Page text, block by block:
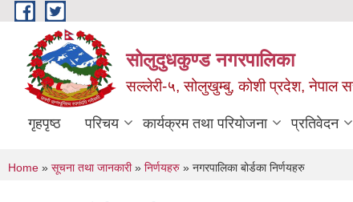
Skip to main content
सोलुदुधकुण्ड नगरपालिका
सल्लेरी-५, सोलुखुम्बु, कोशी प्रदेश, नेपाल
गृहपृष्ठ परिचय कार्यक्रम तथा परियोजना प्रतिवेदन
You are here
Home » सूचना तथा जानकारी» निर्णयहरु » नगरपालिका बोर्डका निर्णयहरु